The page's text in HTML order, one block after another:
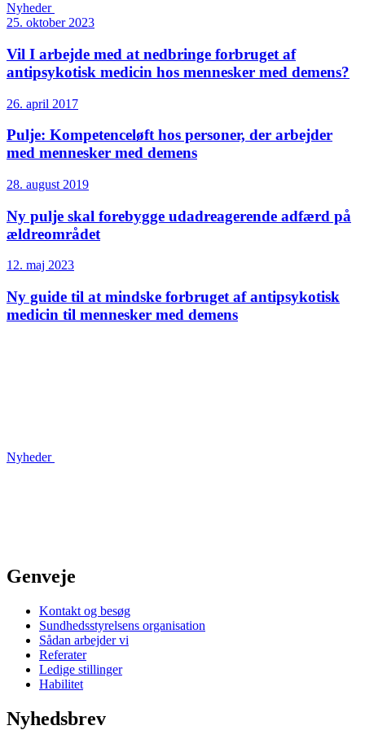
Nyheder
25. oktober 2023
Vil I arbejde med at nedbringe forbruget af
antipsykotisk medicin hos mennesker med demens?
26. april 2017
Pulje: Kompetenceløft hos personer, der arbejder
med mennesker med demens
28. august 2019
Ny pulje skal forebygge udadreagerende adfærd på
ældreområdet
12. maj 2023
Ny guide til at mindske forbruget af antipsykotisk
medicin til mennesker med demens
Nyheder
Genveje
Kontakt og besøg
Sundhedsstyrelsens organisation
Sådan arbejder vi
Referater
Ledige stillinger
Habilitet
Nyhedsbrev